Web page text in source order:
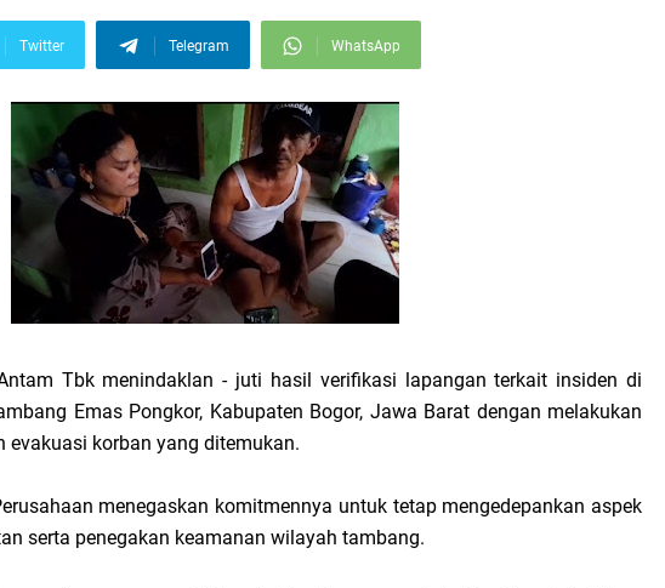
Twitter Telegram WhatsApp
Tbk menindaklan - juti hasil verifikasi lapangan terkait insiden di
Emas Pongkor, Kabupaten Bogor, Jawa Barat dengan melakukan
evakuasi korban yang ditemukan.
menegaskan komitmennya untuk tetap mengedepankan aspek
serta penegakan keamanan wilayah tambang.